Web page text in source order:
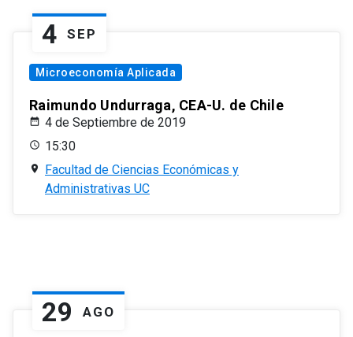
4 SEP
Microeconomía Aplicada
Raimundo Undurraga, CEA-U. de Chile
4 de Septiembre de 2019
15:30
Facultad de Ciencias Económicas y
Administrativas UC
29 AGO